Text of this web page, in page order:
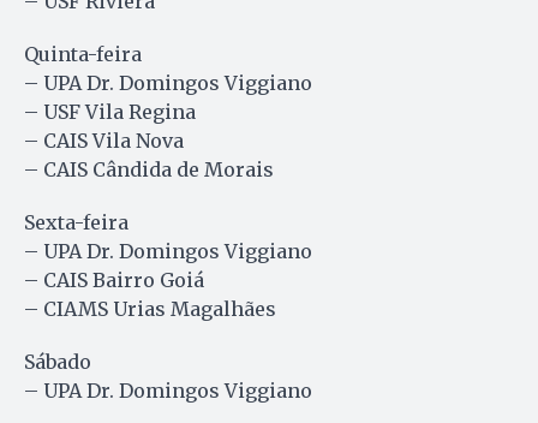
Quinta-feira
– UPA Dr. Domingos Viggiano
– USF Vila Regina
– CAIS Vila Nova
– CAIS Cândida de Morais
Sexta-feira
– UPA Dr. Domingos Viggiano
– CAIS Bairro Goiá
– CIAMS Urias Magalhães
Sábado
– UPA Dr. Domingos Viggiano